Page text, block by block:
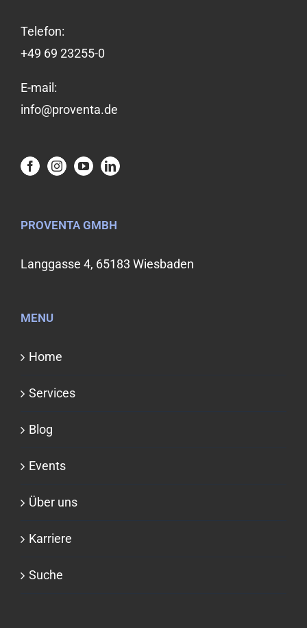
Telefon:
+49 69 23255-0
E-mail:
info@proventa.de
PROVENTA GMBH
Langgasse 4, 65183 Wiesbaden
MENU
Home
Services
Blog
Events
Über uns
Karriere
Suche